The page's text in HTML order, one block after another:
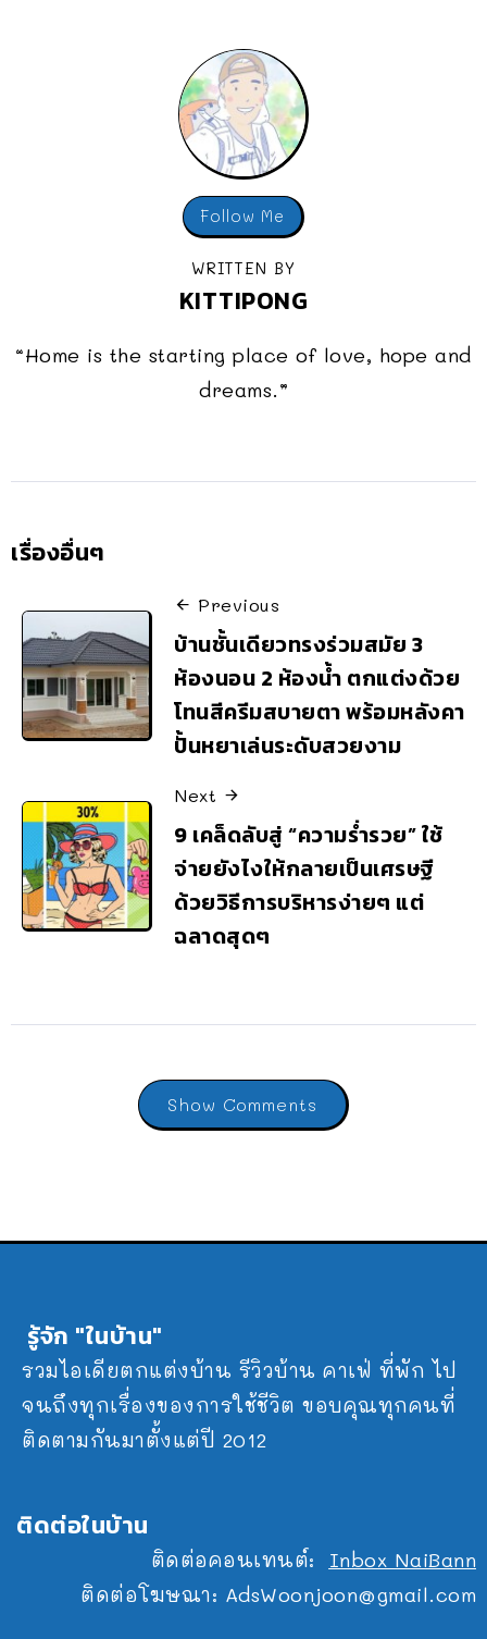
Follow Me
WRITTEN BY
KITTIPONG
“Home is the starting place of love, hope and
dreams.”
เรื่องอื่นๆ
Previous
บ้านชั้นเดียวทรงร่วมสมัย 3
ห้องนอน 2 ห้องน้ำ ตกแต่งด้วย
โทนสีครีมสบายตา พร้อมหลังคา
ปั้นหยาเล่นระดับสวยงาม
Next
9 เคล็ดลับสู่ “ความร่ำรวย” ใช้
จ่ายยังไงให้กลายเป็นเศรษฐี
ด้วยวิธีการบริหารง่ายๆ แต่
ฉลาดสุดๆ
Show Comments
รู้จัก "ในบ้าน"
รวมไอเดียตกแต่งบ้าน รีวิวบ้าน คาเฟ่ ที่พัก ไป
จนถึงทุกเรื่องของการใช้ชีวิต ขอบคุณทุกคนที่
ติดตามกันมาตั้งแต่ปี 2012
ติดต่อในบ้าน
ติดต่อคอนเทนต์: Inbox NaiBann
ติดต่อโฆษณา: AdsWoonjoon@gmail.com